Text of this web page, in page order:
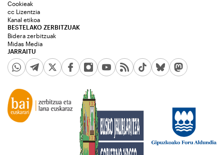
JARRAITU
Cookieak
cc Lizentzia
Kanal etikoa
BESTELAKO ZERBITZUAK
Bidera zerbitzuak
Midas Media